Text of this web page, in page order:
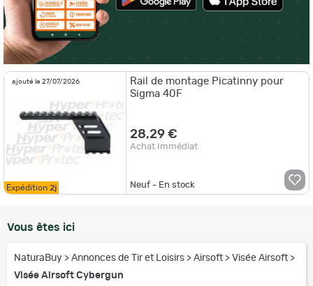
ajouté le 27/07/2026
Expédition 2j
Rail de montage Picatinny pour
Sigma 40F
28,29 €
Achat Immédiat
Neuf - En stock
Vous êtes ici
NaturaBuy > Annonces de Tir et Loisirs > Airsoft > Visée Airsoft >
Visée Airsoft Cybergun